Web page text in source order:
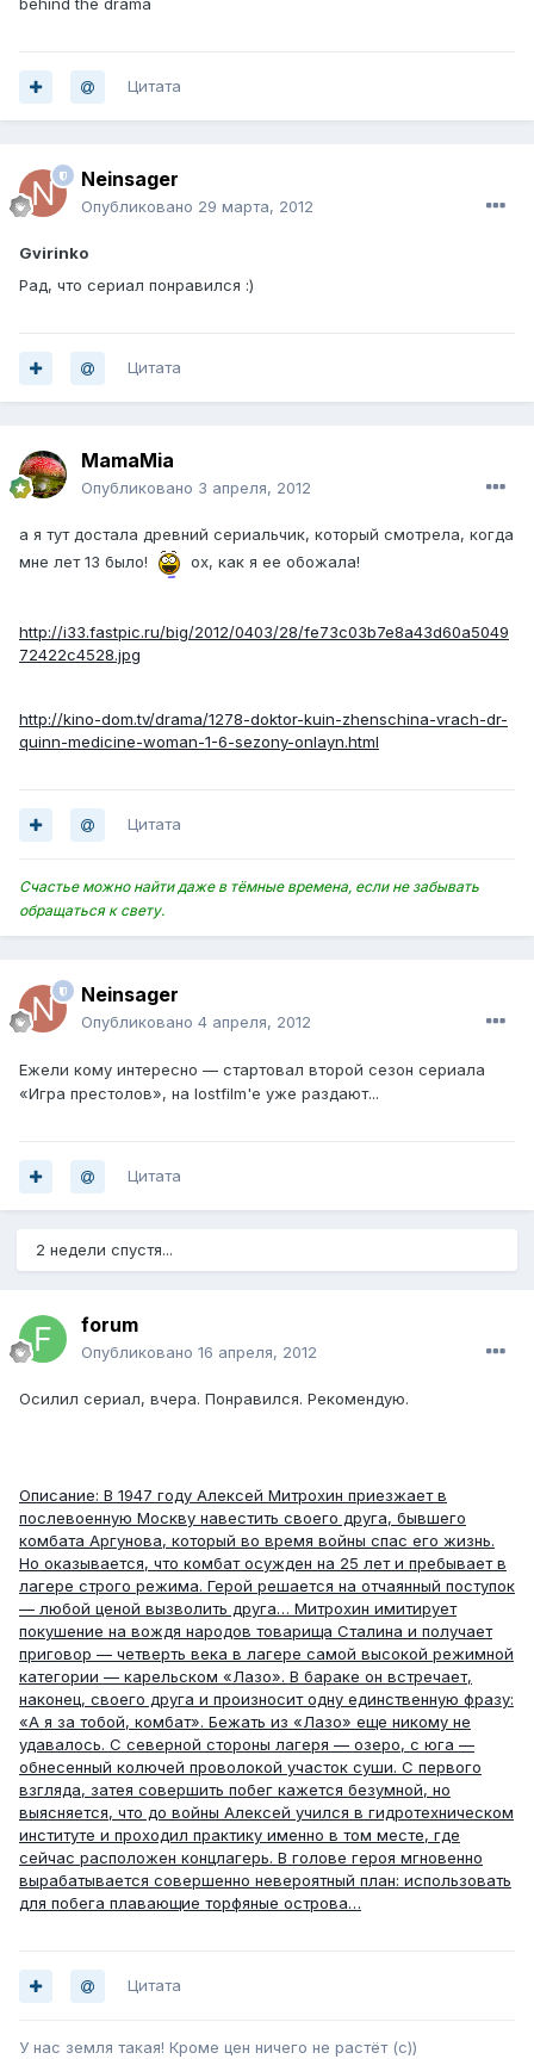
behind the drama
Цитата
Neinsager
Опубликовано 29 марта, 2012
Gvirinko
Рад, что сериал понравился :)
Цитата
MamaMia
Опубликовано 3 апреля, 2012
а я тут достала древний сериальчик, который смотрела, когда
мне лет 13 было!
ох, как я ее обожала!
http://i33.fastpic.ru/big/2012/0403/28/fe73c03b7e8a43d60a5049
72422c4528.jpg
http://kino-dom.tv/drama/1278-doktor-kuin-zhenschina-vrach-dr-
quinn-medicine-woman-1-6-sezony-onlayn.html
Цитата
Счастье можно найти даже в тёмные времена, если не забывать
обращаться к свету.
Neinsager
Опубликовано 4 апреля, 2012
Ежели кому интересно — стартовал второй сезон сериала
«Игра престолов», на lostfilm'е уже раздают...
Цитата
2 недели спустя...
forum
Опубликовано 16 апреля, 2012
Осилил сериал, вчера. Понравился. Рекомендую.
Описание: В 1947 году Алексей Митрохин приезжает в
послевоенную Москву навестить своего друга, бывшего
комбата Аргунова, который во время войны спас его жизнь.
Но оказывается, что комбат осужден на 25 лет и пребывает в
лагере строго режима. Герой решается на отчаянный поступок
— любой ценой вызволить друга… Митрохин имитирует
покушение на вождя народов товарища Сталина и получает
приговор — четверть века в лагере самой высокой режимной
категории — карельском «Лазо». В бараке он встречает,
наконец, своего друга и произносит одну единственную фразу:
«А я за тобой, комбат». Бежать из «Лазо» еще никому не
удавалось. С северной стороны лагеря — озеро, с юга —
обнесенный колючей проволокой участок суши. С первого
взгляда, затея совершить побег кажется безумной, но
выясняется, что до войны Алексей учился в гидротехническом
институте и проходил практику именно в том месте, где
сейчас расположен концлагерь. В голове героя мгновенно
вырабатывается совершенно невероятный план: использовать
для побега плавающие торфяные острова…
Цитата
У нас земля такая! Кроме цен ничего не растёт (с))